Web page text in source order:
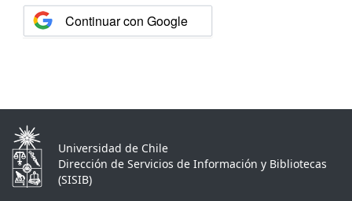
Continuar con Google
Universidad de Chile
Dirección de Servicios de Información y Bibliotecas
(SISIB)